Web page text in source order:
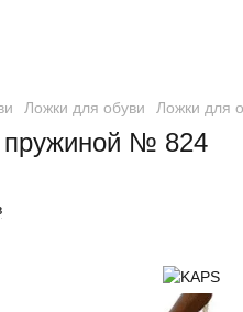
Ложки для обуви Ложки для
пружиной № 824